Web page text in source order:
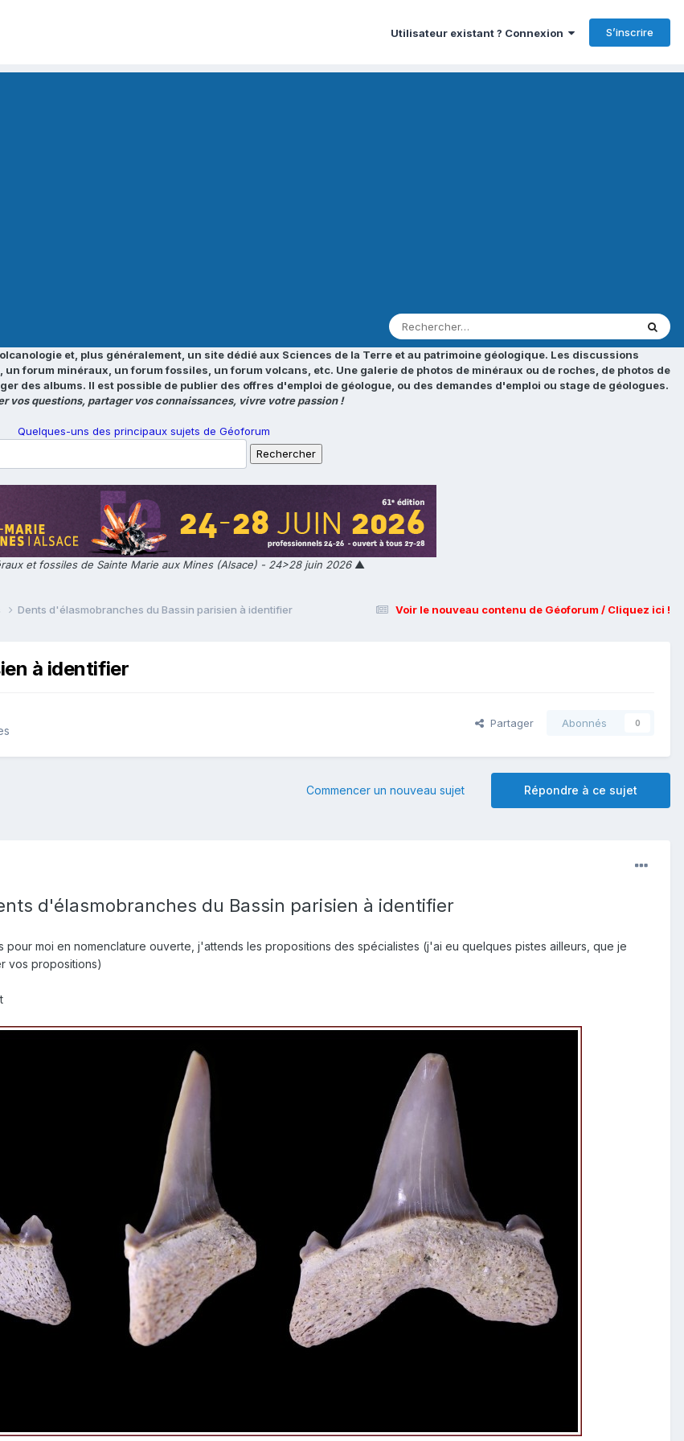
Utilisateur existant ? Connexion S’inscrire
et, plus généralement, un site dédié aux Sciences de la Terre et au patrimoine géologique. Les discussions
forum minéraux, un forum fossiles, un forum volcans, etc. Une galerie de photos de minéraux ou de roches, de photos de
des albums. Il est possible de publier des offres d'emploi de géologue, ou des demandes d'emploi ou stage de géologues.
vos questions, partager vos connaissances, vivre votre passion !
Quelques-uns des principaux sujets de Géoforum
et fossiles de Sainte Marie aux Mines (Alsace) - 24>28 juin 2026▲
Voir le nouveau contenu de Géoforum / Cliquez ici !
Dents d'élasmobranches du Bassin parisien à identifier
à identifier
Partager Abonnés 0
Répondre à ce sujet
Commencer un nouveau sujet
d'élasmobranches du Bassin parisien à identifier
pour moi en nomenclature ouverte, j'attends les propositions des spécialistes (j'ai eu quelques pistes ailleurs, que je
vos propositions)